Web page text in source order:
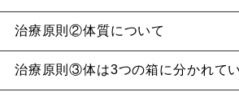
治療原則②体質について
治療原則③体は3つの箱に分かれて